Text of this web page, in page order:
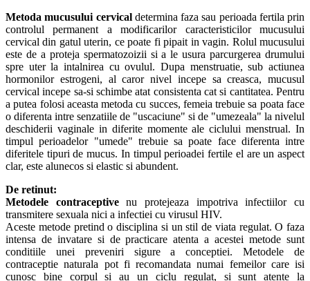
Metoda mucusului cervicaldetermina faza sau perioada fertila prin
controlul permanent a modificarilor caracteristicilor mucusului
cervical din gatul uterin, ce poate fi pipait in vagin. Rolul mucusului
este de a proteja spermatozoizii si a le usura parcurgerea drumului
spre uter la intalnirea cu ovulul. Dupa menstruatie, sub actiunea
hormonilor estrogeni, al caror nivel incepe sa creasca, mucusul
cervical incepe sa-si schimbe atat consistenta cat si cantitatea. Pentru
a putea folosi aceasta metoda cu succes, femeia trebuie sa poata face
o diferenta intre senzatiile de "uscaciune" si de "umezeala" la nivelul
deschiderii vaginale in diferite momente ale ciclului menstrual. In
timpul perioadelor "umede" trebuie sa poate face diferenta intre
diferitele tipuri de mucus. In timpul perioadei fertile el are un aspect
clar, este alunecos si elastic si abundent.
De retinut:
Metodele contraceptivenu protejeaza impotriva infectiilor cu
transmitere sexuala nici a infectiei cu virusul HIV.
Aceste metode pretind o disciplina si un stil de viata regulat. O faza
intensa de invatare si de practicare atenta a acestei metode sunt
conditiile unei preveniri sigure a conceptiei. Metodele de
contraceptie naturala pot fi recomandata numai femeilor care isi
cunosc bine corpul si au un ciclu regulat, si sunt atente la